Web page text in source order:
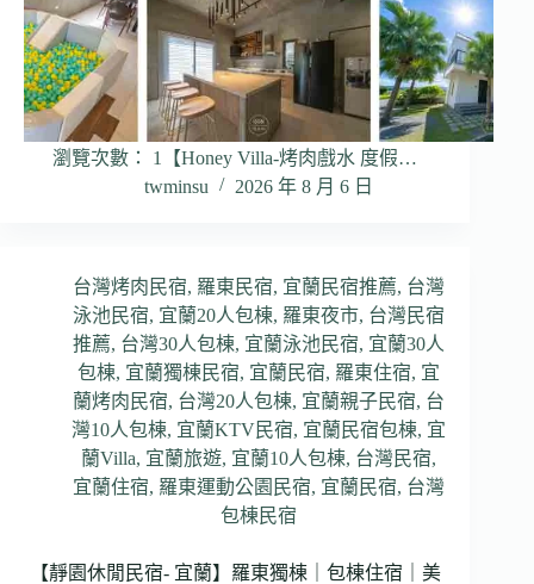
瀏覽次數： 1【Honey Villa-烤肉戲水 度假…
twminsu
2026 年 8 月 6 日
台灣烤肉民宿, 羅東民宿, 宜蘭民宿推薦, 台灣
泳池民宿, 宜蘭20人包棟, 羅東夜市, 台灣民宿
推薦, 台灣30人包棟, 宜蘭泳池民宿, 宜蘭30人
包棟, 宜蘭獨棟民宿, 宜蘭民宿, 羅東住宿, 宜
蘭烤肉民宿, 台灣20人包棟, 宜蘭親子民宿, 台
灣10人包棟, 宜蘭KTV民宿, 宜蘭民宿包棟, 宜
蘭Villa, 宜蘭旅遊, 宜蘭10人包棟, 台灣民宿,
宜蘭住宿, 羅東運動公園民宿, 宜蘭民宿, 台灣
包棟民宿
【靜園休閒民宿- 宜蘭】羅東獨棟｜包棟住宿｜美